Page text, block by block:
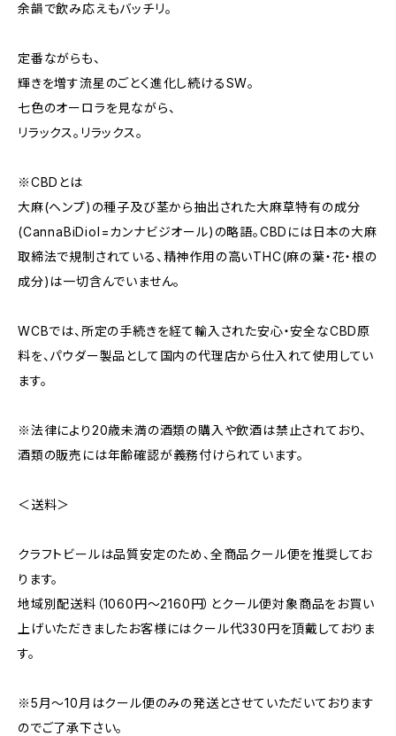
余韻で飲み応えもバッチリ。
定番ながらも、
輝きを増す流星のごとく進化し続けるSW。
七色のオーロラを見ながら、
リラックス。リラックス。
※CBDとは
大麻(ヘンプ)の種子及び茎から抽出された大麻草特有の成分
(CannaBiDiol=カンナビジオール)の略語。CBDには日本の大麻
取締法で規制されている、精神作用の高いTHC(麻の葉・花・根の
成分)は一切含んでいません。
WCBでは、所定の手続きを経て輸入された安心・安全なCBD原
料を、パウダー製品として国内の代理店から仕入れて使用してい
ます。
※法律により20歳未満の酒類の購入や飲酒は禁止されており、
酒類の販売には年齢確認が義務付けられています。
＜送料＞
クラフトビールは品質安定のため、全商品クール便を推奨してお
ります。
地域別配送料（1060円～2160円）とクール便対象商品をお買い
上げいただきましたお客様にはクール代330円を頂戴しておりま
す。
※5月～10月はクール便のみの発送とさせていただいております
のでご了承下さい。